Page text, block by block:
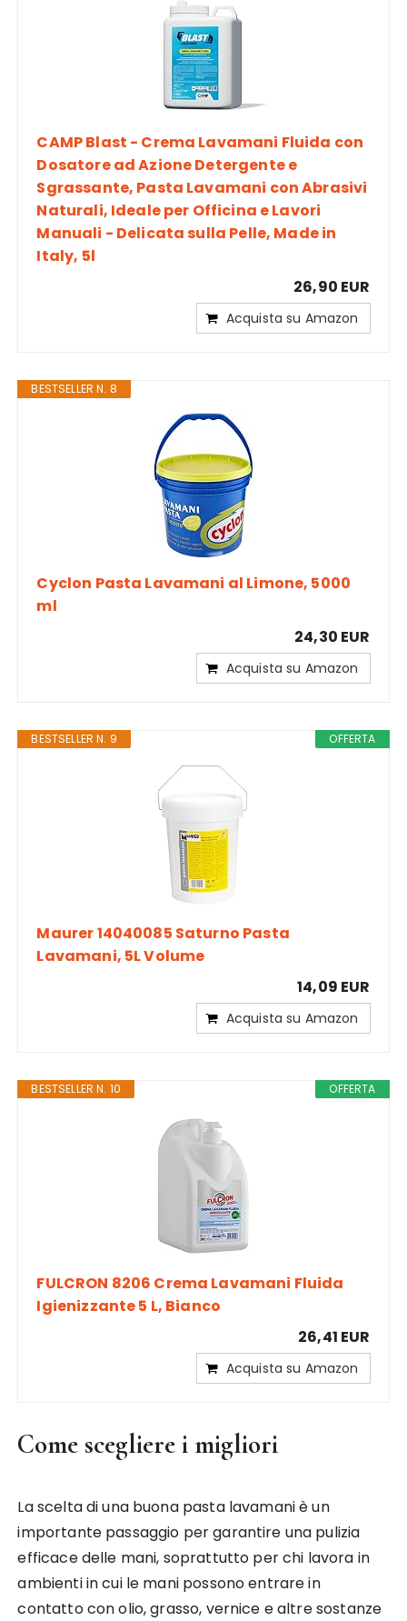
CAMP Blast - Crema Lavamani Fluida con
Dosatore ad Azione Detergente e
Sgrassante, Pasta Lavamani con Abrasivi
Naturali, Ideale per Officina e Lavori
Manuali - Delicata sulla Pelle, Made in
Italy, 5l
26,90 EUR
Acquista su Amazon
BESTSELLER N. 8
Cyclon Pasta Lavamani al Limone, 5000
ml
24,30 EUR
Acquista su Amazon
OFFERTA
BESTSELLER N. 9
Maurer 14040085 Saturno Pasta
Lavamani, 5L Volume
14,09 EUR
Acquista su Amazon
OFFERTA
BESTSELLER N. 10
FULCRON 8206 Crema Lavamani Fluida
Igienizzante 5 L, Bianco
26,41 EUR
Acquista su Amazon
Come scegliere i migliori
La scelta di una buona pasta lavamani è un
importante passaggio per garantire una pulizia
efficace delle mani, soprattutto per chi lavora in
ambienti in cui le mani possono entrare in
contatto con olio, grasso, vernice e altre sostanze